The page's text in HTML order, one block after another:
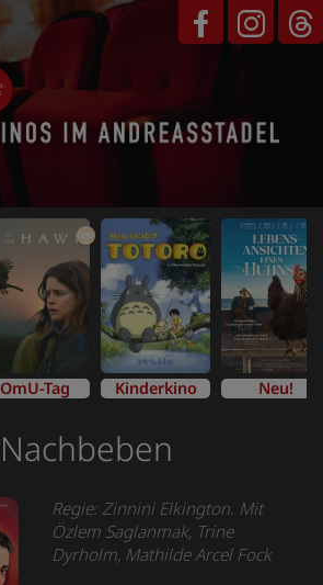
OmU
OmU-Tag Kinderkino Neu!
Nachbeben
Regie: Zinnini Elkington. Mit
Özlem Saglanmak, Trine
Dyrholm, Mathilde Arcel Fock